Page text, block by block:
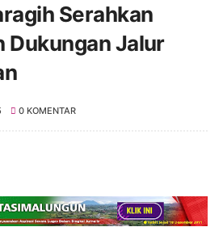
Serahkan
Dukungan Jalur
0 KOMENTAR